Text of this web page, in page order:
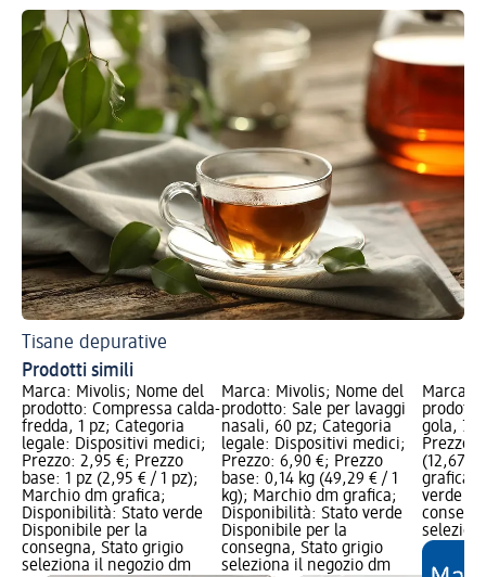
Tisane depurative
Prodotti simili
Marca: Mivolis; Nome del
prodotto: Compressa calda-
fredda, 1 pz; Categoria
legale: Dispositivi medici;
Prezzo: 2,95 €; Prezzo
base: 1 pz (2,95 € / 1 pz);
Marchio dm grafica;
Disponibilità: Stato verde
Disponibile per la
consegna, Stato grigio
seleziona il negozio dm
Marca: Mivolis; Nome del
prodotto: Sale per lavaggi
nasali, 60 pz; Categoria
legale: Dispositivi medici;
Prezzo: 6,90 €; Prezzo
base: 0,14 kg (49,29 € / 1
kg); Marchio dm grafica;
Disponibilità: Stato verde
Disponibile per la
consegna, Stato grigio
seleziona il negozio dm
Marca:
gola, 75
Prezzo
(12,67 €
grafica;
verde